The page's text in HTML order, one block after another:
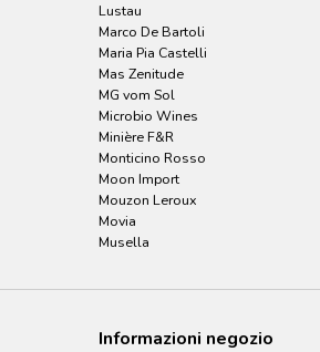
Lustau
Marco De Bartoli
Maria Pia Castelli
Mas Zenitude
MG vom Sol
Microbio Wines
Minière F&R
Monticino Rosso
Moon Import
Mouzon Leroux
Movia
Musella
Informazioni negozio